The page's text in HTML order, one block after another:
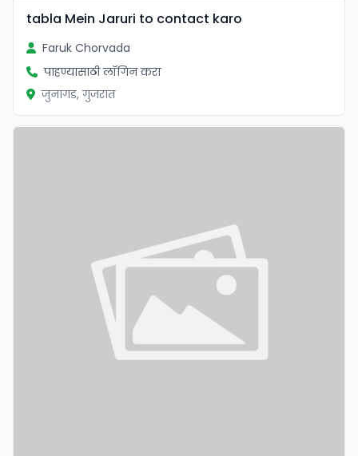
tabla Mein Jaruri to contact karo
Faruk Chorvada
पाहण्यासाठी लॉगिन करा
जुनागड, गुजरात